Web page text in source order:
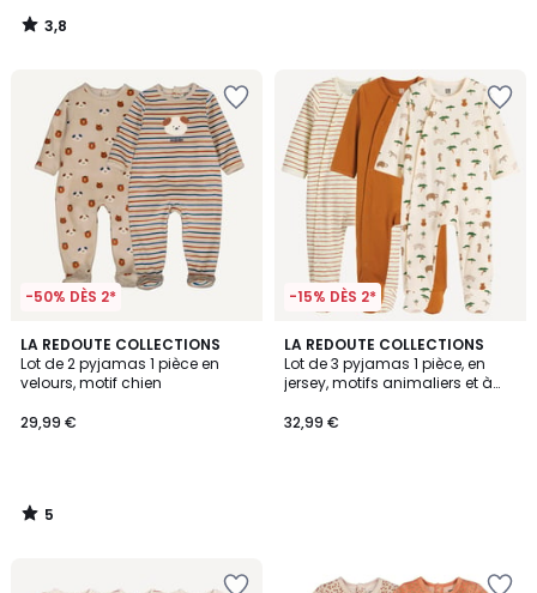
3,8
/
-50% DÈS 2*
LA REDOUTE COLLECTIONS
Lot de 2 pyjamas 1 pièce en
velours, motif chien
29,99 €
5
/
5
5
/
-15% DÈS 2*
LA REDOUTE COLLECTIONS
Lot de 3 pyjamas 1 pièce, en
jersey, motifs animaliers et à
32,99 €